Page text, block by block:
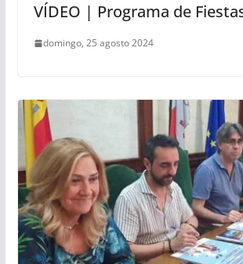
VÍDEO | Programa de
domingo, 25 agosto 2024